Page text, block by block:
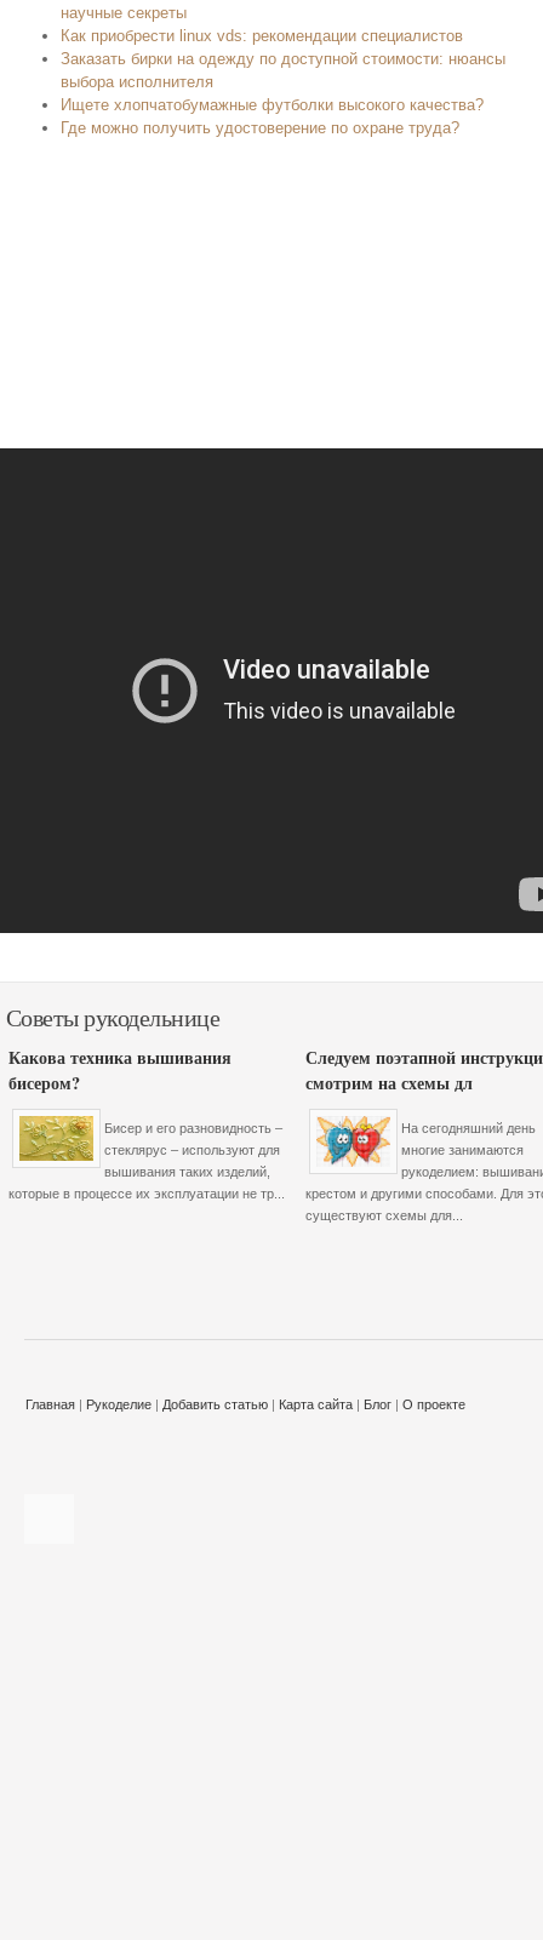
научные секреты
Как приобрести linux vds: рекомендации специалистов
Заказать бирки на одежду по доступной стоимости: нюансы
выбора исполнителя
Ищете хлопчатобумажные футболки высокого качества?
Где можно получить удостоверение по охране труда?
Советы рукодельнице
Какова техника вышивания
бисером?
Бисер и его разновидность –
стеклярус – используют для
вышивания таких изделий,
которые в процессе их эксплуатации не тр...
Следуем поэтапной
смотрим на схемы дл
На сегодняшний день
многие занимаются
рукоделием:
крестом и другими способами. Для
существуют схемы для...
Главная | Рукоделие | Добавить статью | Карта сайта | Блог | О проекте